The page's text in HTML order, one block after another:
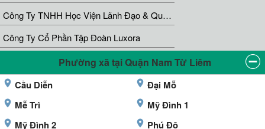
Công Ty TNHH Học Viện Lãnh Đạo & Quản Lý Pti
Công Ty Cổ Phần Tập Đoàn Luxora
Phường xã tại Quận Nam Từ Liêm
Cầu Diễn
Đại Mỗ
Mễ Trì
Mỹ Đình 1
Mỹ Đình 2
Phú Đô